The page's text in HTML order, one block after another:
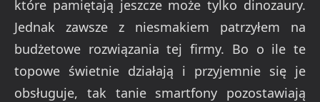
które pamiętają jeszcze może tylko dinozaury.
Jednak zawsze z niesmakiem patrzyłem na
budżetowe rozwiązania tej firmy. Bo o ile te
topowe świetnie działają i przyjemnie się je
obsługuje, tak tanie smartfony pozostawiają